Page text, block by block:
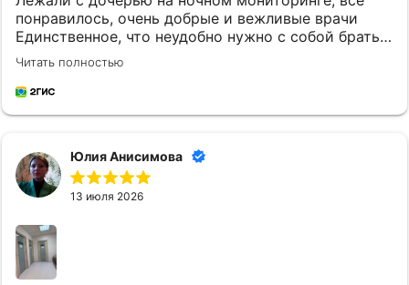
понравилось, очень добрые и вежливые врачи
Единственное, что неудобно нужно с собой брать
постельное белье и маленькому ребенку
кипяченую воду
Читать полностью
Юлия Анисимова
13 июля 2026